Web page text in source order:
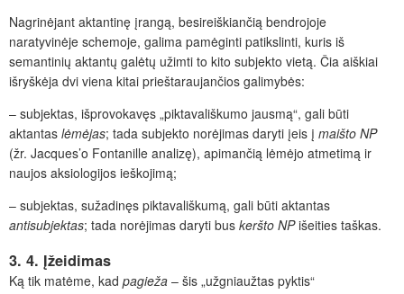
Nagrinėjant aktantinę įrangą, besireiškiančią bendrojoje
naratyvinėje schemoje, galima pamėginti patikslinti, kuris iš
semantinių aktantų galėtų užimti to kito subjekto vietą. Čia aiškiai
išryškėja dvi viena kitai prieštaraujančios galimybės:
– subjektas, išprovokavęs „piktavališkumo jausmą“, gali būti
aktantas lėmėjas; tada subjekto norėjimas daryti įeis į maišto NP
(žr. Jacques’o Fontanille analizę), apimančią lėmėjo atmetimą ir
naujos aksiologijos ieškojimą;
– subjektas, sužadinęs piktavališkumą, gali būti aktantas
antisubjektas; tada norėjimas daryti bus keršto NPišeities taškas.
3. 4. Įžeidimas
Ką tik matėme, kad pagieža – šis „užgniaužtas pyktis“